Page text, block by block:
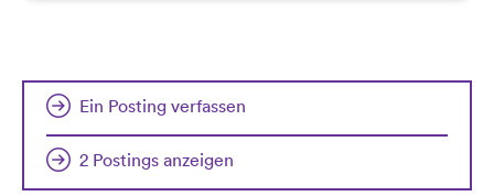
Ein Posting verfassen
2 Postings anzeigen